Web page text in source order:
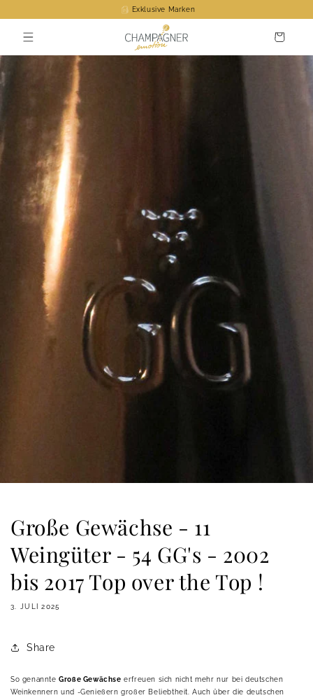
Exklusive Marken
Warenkorb
Große Gewächse - 11
Weingüter - 54 GG's - 2002
bis 2017 Top over the Top !
3. JULI 2025
Share
So genannteGroße Gewächse erfreuen sich nicht mehr nur bei deutschen
Weinkennern und -Genießern großer Beliebtheit. Auch über die deutschen